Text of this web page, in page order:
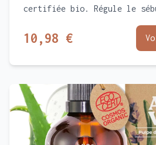
certifiée bio. Régule le
référence des peaux mixtes
10,98 €